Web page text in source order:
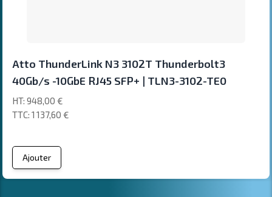
Atto ThunderLink N3 3102T Thunderbolt3
40Gb/s -10GbE RJ45 SFP+ | TLN3-3102-TE0
1 137,60 €
948,00 €
Ajouter